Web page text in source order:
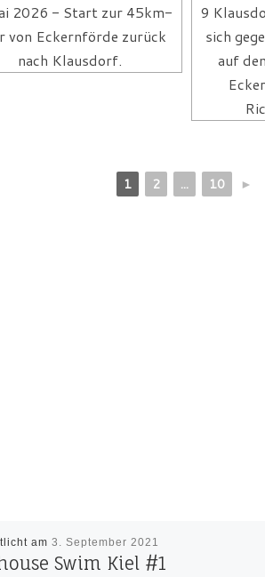
2026 - Start zur 45km-
von Eckernförde zurück
nach Klausdorf.
9
sich
auf
1 2 ... 10 ►
am 3. September 2021
Swim Kiel #1